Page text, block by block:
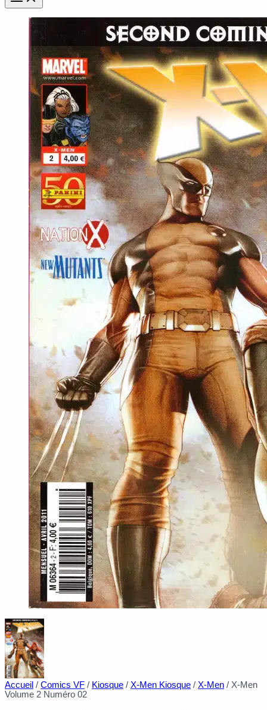
Accueil / Comics VF / Kiosque / X-Men Kiosque / X-Men / X-Men
Volume 2 Numéro 02